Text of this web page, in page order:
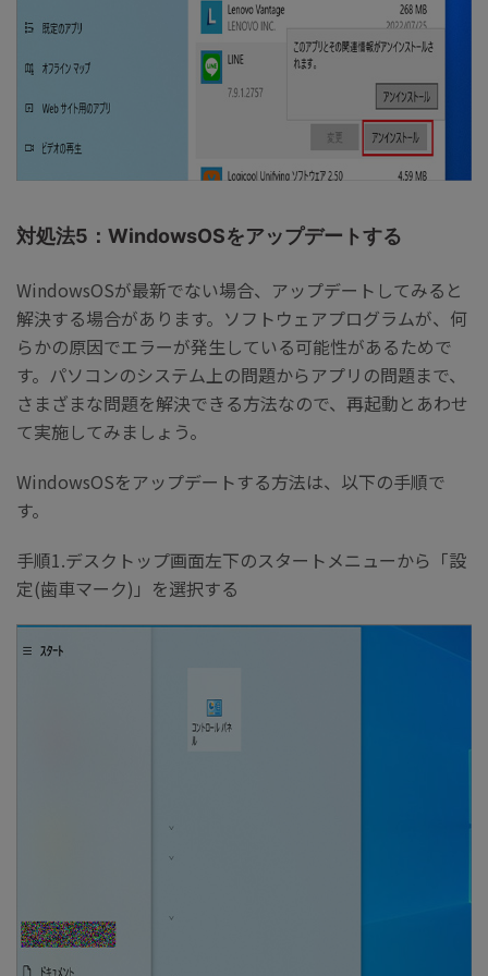
対処法5：WindowsOSをアップデートする
WindowsOSが最新でない場合、アップデートしてみると
解決する場合があります。ソフトウェアプログラムが、何
らかの原因でエラーが発生している可能性があるためで
す。パソコンのシステム上の問題からアプリの問題まで、
さまざまな問題を解決できる方法なので、再起動とあわせ
て実施してみましょう。
WindowsOSをアップデートする方法は、以下の手順で
す。
手順1.デスクトップ画面左下のスタートメニューから「設
定(歯車マーク)」を選択する